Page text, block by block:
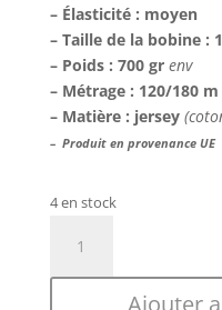
– Élasticité : moyen
– Taille de la bobine :
– Poids : 700 gr env
– Métrage : 120/180 m
– Matière : jersey
– Produit en provenance UE
4 en stock
Trapilho
Ajouter